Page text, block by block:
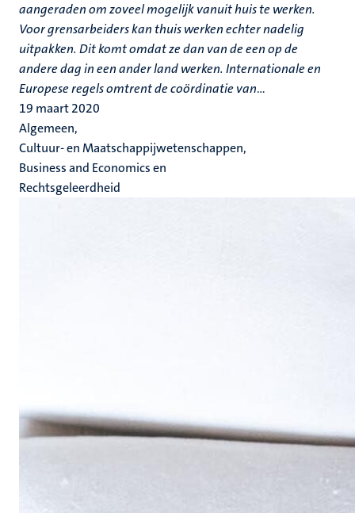
aangeraden om zoveel mogelijk vanuit huis te werken.
Voor grensarbeiders kan thuis werken echter nadelig
uitpakken. Dit komt omdat ze dan van de een op de
andere dag in een ander land werken. Internationale en
Europese regels omtrent de coördinatie van...
19 maart 2020
Algemeen,
Cultuur- en Maatschappijwetenschappen,
Business and Economics en
Rechtsgeleerdheid